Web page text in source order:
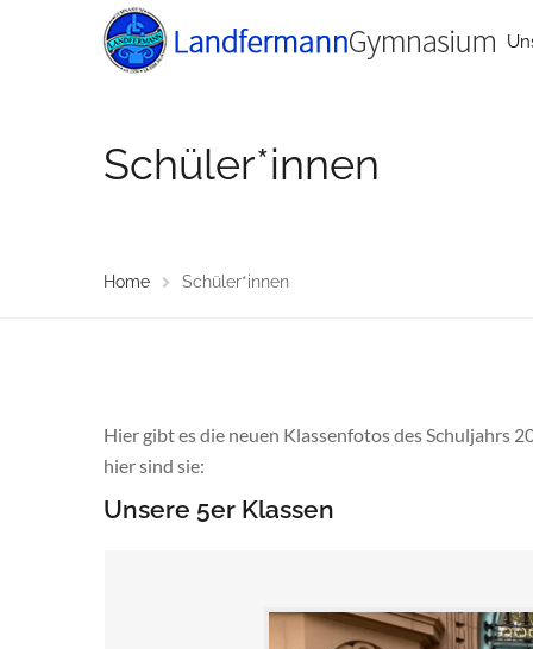
Schüler*innen
Home Schüler*innen
Hier gibt es die neuen Klassenfotos des Schuljahrs
hier sind sie:
Unsere 5er Klassen